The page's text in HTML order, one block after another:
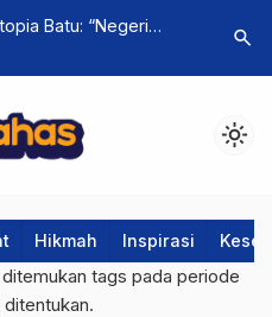
Batu: “Negeri
Kok
search
light_mode
Hikmah Inspirasi
tags pada periode